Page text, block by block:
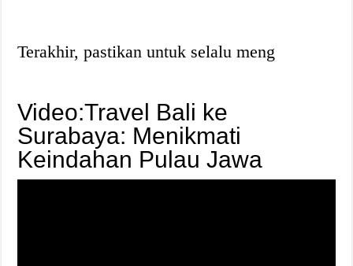
Terakhir, pastikan untuk selalu meng
Video:Travel Bali ke
Surabaya: Menikmati
Keindahan Pulau Jawa